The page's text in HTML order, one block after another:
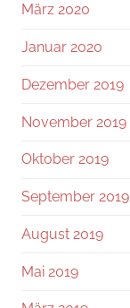
März 2020
Januar 2020
Dezember 2019
November 2019
Oktober 2019
September 2019
August 2019
Mai 2019